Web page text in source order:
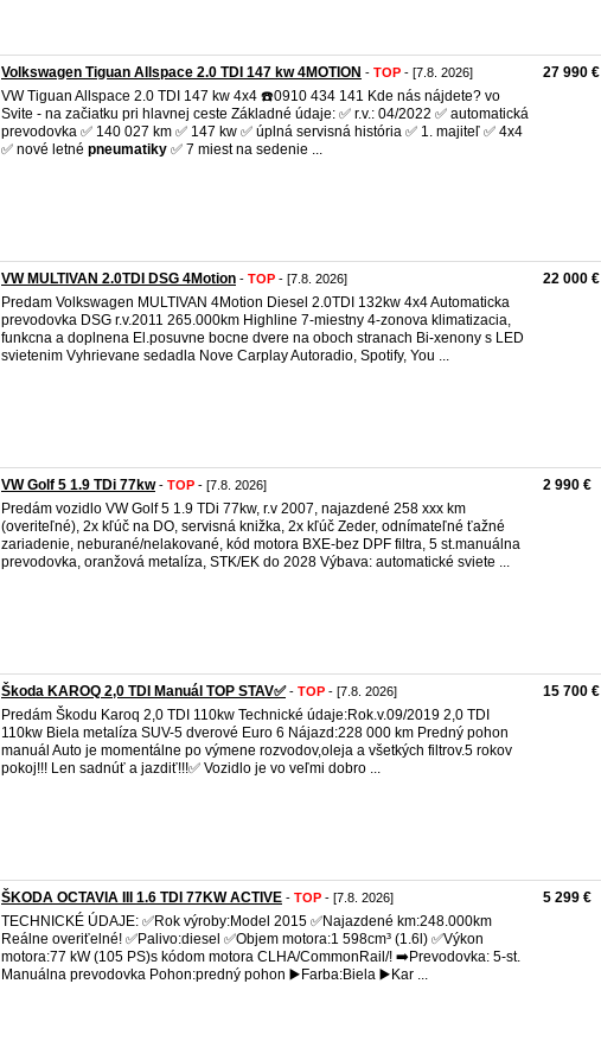
Volkswagen Tiguan Allspace 2.0 TDI 147 kw 4MOTION - TOP - [7.8. 2026]
VW Tiguan Allspace 2.0 TDI 147 kw 4x4 ☎️0910 434 141 Kde nás nájdete? vo
Svite - na začiatku pri hlavnej ceste Základné údaje: ✅ r.v.: 04/2022 ✅ automatická
prevodovka ✅ 140 027 km ✅ 147 kw ✅ úplná servisná história ✅ 1. majiteľ ✅ 4x4
✅ nové letné pneumatiky ✅ 7 miest na sedenie ...
27 990 €
VW MULTIVAN 2.0TDI DSG 4Motion - TOP - [7.8. 2026]
Predam Volkswagen MULTIVAN 4Motion Diesel 2.0TDI 132kw 4x4 Automaticka
prevodovka DSG r.v.2011 265.000km Highline 7-miestny 4-zonova klimatizacia,
funkcna a doplnena El.posuvne bocne dvere na oboch stranach Bi-xenony s LED
svietenim Vyhrievane sedadla Nove Carplay Autoradio, Spotify, You ...
22 000 €
VW Golf 5 1.9 TDi 77kw- TOP - [7.8. 2026]
Predám vozidlo VW Golf 5 1.9 TDi 77kw, r.v 2007, najazdené 258 xxx km
(overiteľné), 2x kľúč na DO, servisná knižka, 2x kľúč Zeder, odnímateľné ťažné
zariadenie, neburané/nelakované, kód motora BXE-bez DPF filtra, 5 st.manuálna
prevodovka, oranžová metalíza, STK/EK do 2028 Výbava: automatické sviete ...
2 990 €
Škoda KAROQ 2,0 TDI Manuál TOP STAV✅️- TOP - [7.8. 2026]
Predám Škodu Karoq 2,0 TDI 110kw Technické údaje:Rok.v.09/2019 2,0 TDI
110kw Biela metalíza SUV-5 dverové Euro 6 Nájazd:228 000 km Predný pohon
manuál Auto je momentálne po výmene rozvodov,oleja a všetkých filtrov.5 rokov
pokoj!!! Len sadnúť a jazdiť!!!✅️ Vozidlo je vo veľmi dobro ...
15 700 €
ŠKODA OCTAVIA III 1.6 TDI 77KW ACTIVE - TOP - [7.8. 2026]
TECHNICKÉ ÚDAJE: ✅️Rok výroby:Model 2015 ✅️Najazdené km:248.000km
Reálne overiťelné! ✅️Palivo:diesel ✅️Objem motora:1 598cm³ (1.6l) ✅️Výkon
motora:77 kW (105 PS)s kódom motora CLHA/CommonRail/! ➡️Prevodovka: 5-st.
Manuálna prevodovka Pohon:predný pohon ▶️Farba:Biela ▶️Kar ...
5 299 €